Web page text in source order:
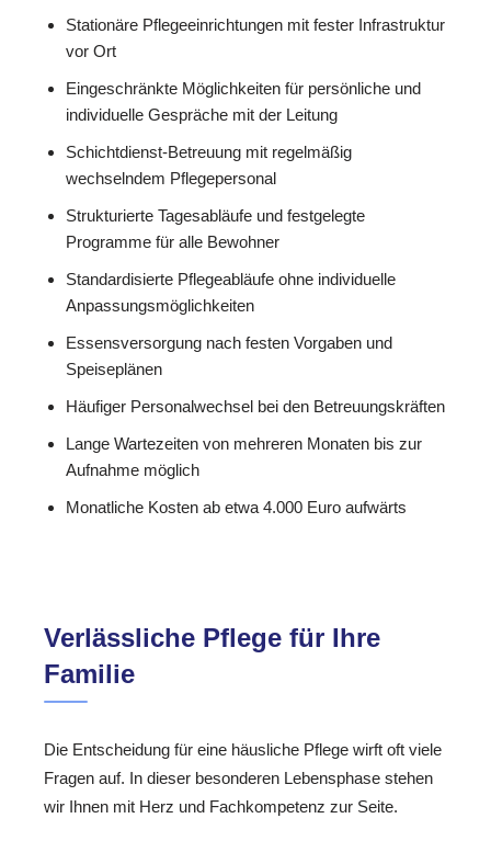
Stationäre Pflegeeinrichtungen mit fester Infrastruktur
vor Ort
Eingeschränkte Möglichkeiten für persönliche und
individuelle Gespräche mit der Leitung
Schichtdienst-Betreuung mit regelmäßig
wechselndem Pflegepersonal
Strukturierte Tagesabläufe und festgelegte
Programme für alle Bewohner
Standardisierte Pflegeabläufe ohne individuelle
Anpassungsmöglichkeiten
Essensversorgung nach festen Vorgaben und
Speiseplänen
Häufiger Personalwechsel bei den Betreuungskräften
Lange Wartezeiten von mehreren Monaten bis zur
Aufnahme möglich
Monatliche Kosten ab etwa 4.000 Euro aufwärts
Verlässliche Pflege für Ihre
Familie
Die Entscheidung für eine häusliche Pflege wirft oft viele
Fragen auf. In dieser besonderen Lebensphase stehen
wir Ihnen mit Herz und Fachkompetenz zur Seite.